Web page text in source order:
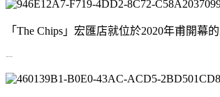
「The Chips」宏匯店就位於2020年甫開
--